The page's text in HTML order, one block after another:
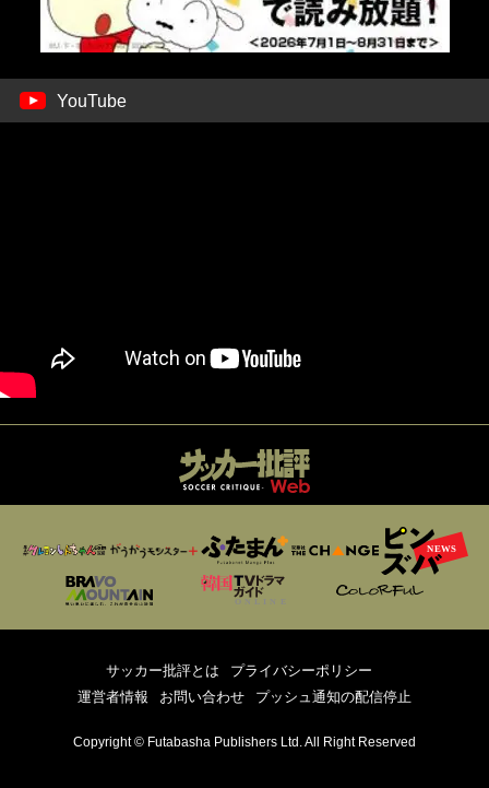
YouTube
サッカー批評とは
プライバシーポリシー
運営者情報
お問い合わせ プッシュ通知の配信停止
Copyright © Futabasha Publishers Ltd. All Right Reserved